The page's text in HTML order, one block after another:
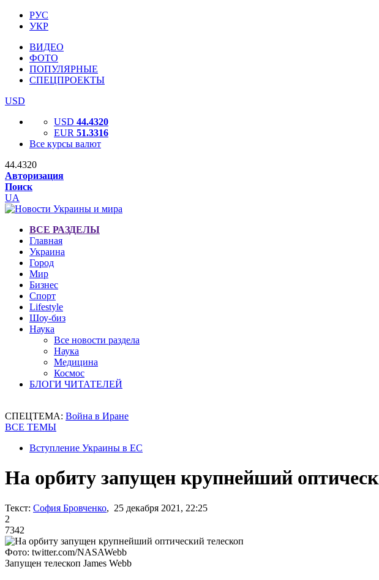
РУС
УКР
ВИДЕО
ФОТО
ПОПУЛЯРНЫЕ
СПЕЦПРОЕКТЫ
USD
USD 44.4320
EUR 51.3316
Все курсы валют
44.4320
Авторизация
Поиск
UA
ВСЕ РАЗДЕЛЫ
Главная
Украина
Город
Мир
Бизнес
Спорт
Lifestyle
Шоу-биз
Наука
Все новости раздела
Наука
Медицина
Космос
БЛОГИ ЧИТАТЕЛЕЙ
СПЕЦТЕМА: Война в Иране
ВСЕ ТЕМЫ
Вступление Украины в ЕС
На орбиту запущен крупнейший
Текст: София Бровченко, 25 декабря 2021, 22:25
2
7342
Фото: twitter.com/NASAWebb
Запущен телескоп James Webb